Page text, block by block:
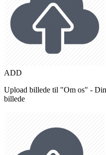
ADD
Upload billede til "Om os" -
billede